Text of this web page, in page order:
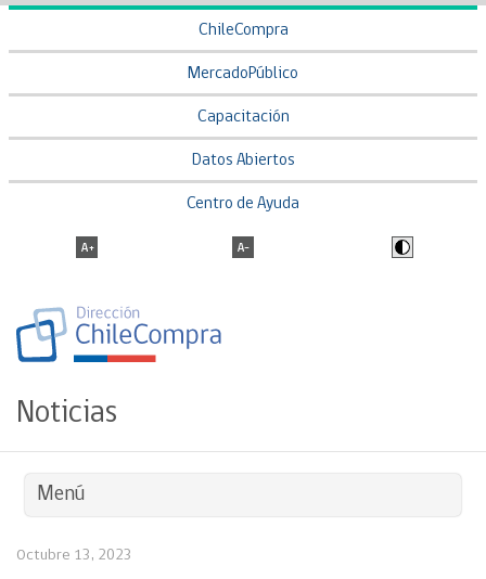
ChileCompra
MercadoPúblico
Capacitación
Datos Abiertos
Centro de Ayuda
Noticias
Menú
Octubre 13, 2023